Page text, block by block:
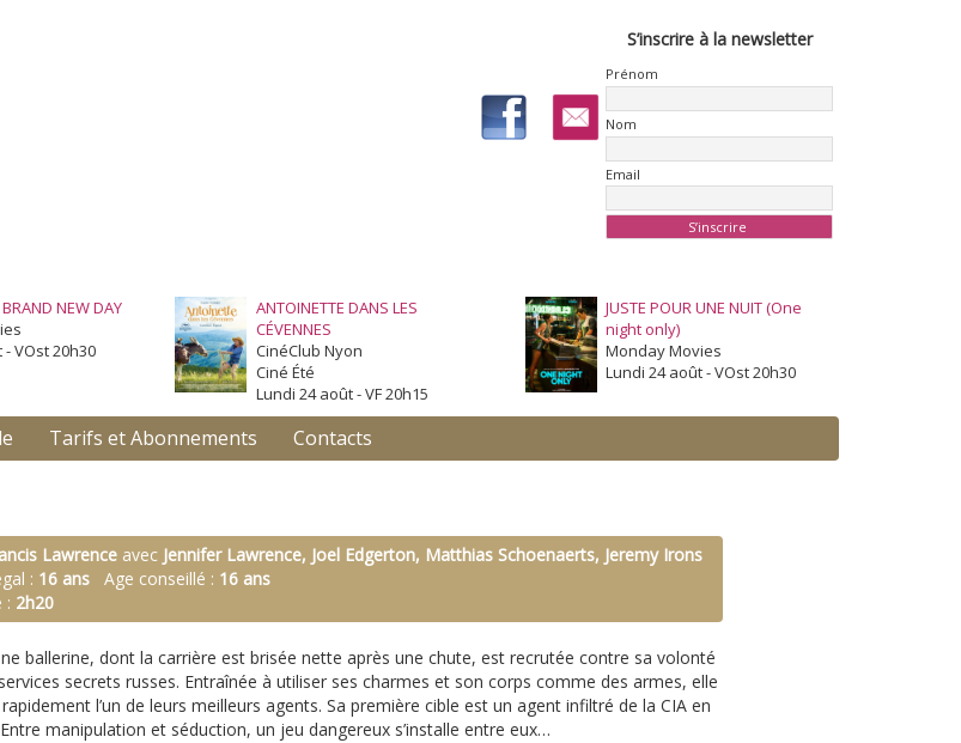
S’inscrire à la newsletter
Prénom
Nom
Email
NEW DAY
VOst 20h30
ANTOINETTE DANS LES
CÉVENNES
CinéClub Nyon
Ciné Été
Lundi 24 août - VF 20h15
JUSTE POUR UNE NUIT (One
night only)
Monday Movies
Lundi 24 août - VOst 20h30
Tarifs et Abonnements Contacts
Lawrence avec Jennifer Lawrence, Joel Edgerton, Matthias Schoenaerts, Jeremy Irons
: 16 ans Age conseillé : 16 ans
: 2h20
ballerine, dont la carrière est brisée nette après une chute, est recrutée contre sa volonté
secrets russes. Entraînée à utiliser ses charmes et son corps comme des armes, elle
l’un de leurs meilleurs agents. Sa première cible est un agent infiltré de la CIA en
manipulation et séduction, un jeu dangereux s’installe entre eux…